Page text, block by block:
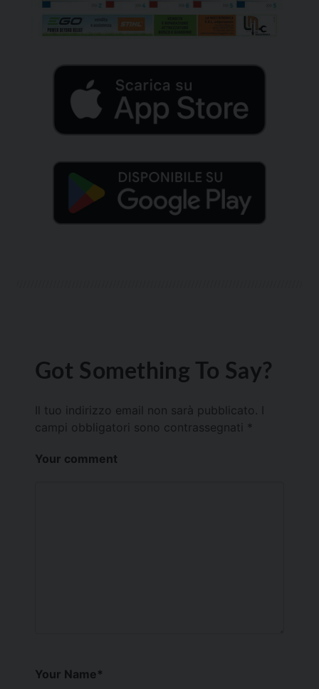
Got Something To Say?
Il tuo indirizzo email non sarà pubblicato.
campi obbligatori sono contrassegnati *
Your comment
Your Name*